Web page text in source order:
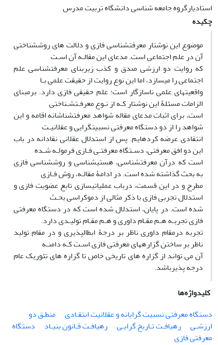
استادیارگروه جامعه شناسی دانشگاه تربیت مدرس
چکیده
موضوع این نوشتار معرفتشناسی فازی و دلالت های روششناختی
آن در علم اجتماعی است. مدعای این مقالـه آن اسـت
که روایت دو ارزشی صدق و کذب زیربنای معرفتشناسی علم
اجتماعی را میسازد، اما این نوع روایت از حقیقت علمی بـا
واقعیتهای علمی ناسازگار است؛ علم حقیقی فازی دارد. برمبنای
الزامات مسئلۀ این نوشتار کـه از نـوع معرفـتشـناختی
است، برای اثبات مدعای مقاله شواهد معرفتشناشانه اقامه و این
شواهد را از دو دستگاه معرفتی نسبیتگرایی و عقلانیـت
انتقادی عرضه کردهایم. پس از استدلال عقلانی نقادانه در باب
این دو افق معرفتی، دسـتگاه معرفتـی فـازی فرمولـه شـده
است که درآن معرفتشناسی، هستیشناسی و روششناسی فازی
به بحث گذاشته شده است. در ادامۀ مقالـه، روش فـازی
مطرح و در این قسمت، درباب عملیاتیسازی تابع عضویت فازی و
استدلال تجربی فازی با ذکر مثالی از دموکراسی بحـث
شده است. در پایان، استدلال شده است که در دستگاه معرفتی
فازی تجربـه هـم مقـام داوری و هـم مقـام تولیـدی دارد.
تجربه درمقام داوری ناظر بر درجۀ ابطالپذیری و در مقام تولید
ناظر بر ساختن گزارههای معرفتی فازی اسـت کـه دامنـه
آن می تواند از گزاره های تاریخی خاص تا گزاره های تئوریک عام
درجه پذیرباشد.
کلیدواژه‌ها
دستگاه معرفتی نسبیت گرایانه و عقلانیت انتقـادی
منطـق دو
ارزشـی
رهیافـت تـاریخ گرایـی رهیافـت قـانون بنیـاد
دستگاه
معرفتی فازی